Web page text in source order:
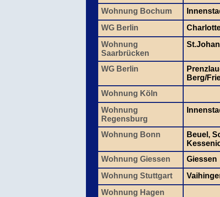
Wohnung Bochum
WG Berlin
Wohnung
Saarbrücken
WG Berlin
Berg/
Wohnung Köln
Wohnung
Regensburg
Wohnung Bonn
Beuel,
Wohnung Giessen
Giessen
Wohnung Stuttgart
Wohnung Hagen